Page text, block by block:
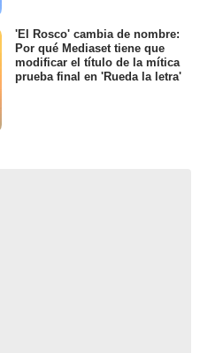
'El Rosco' cambia de nombre:
Por qué Mediaset tiene que
modificar el título de la mítica
prueba final en 'Rueda la letra'